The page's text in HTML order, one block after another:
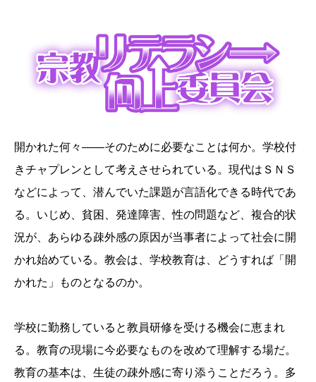
開かれた何々――そのために必要なことは何か。学校付
きチャプレンとして考えさせられている。現代はＳＮＳ
などによって、潜んでいた課題が言語化できる時代であ
る。いじめ、貧困、発達障害、性の問題など、複合的状
況が、あらゆる疎外感の原因が当事者によって社会に開
かれ始めている。教会は、学校教育は、どうすれば「開
かれた」ものとなるのか。
学校に勤務していると教員研修を受ける機会に恵まれ
る。教育の現場に今必要なものを改めて理解する場だ。
教育の基本は、生徒の疎外感に寄り添うことだろう。多